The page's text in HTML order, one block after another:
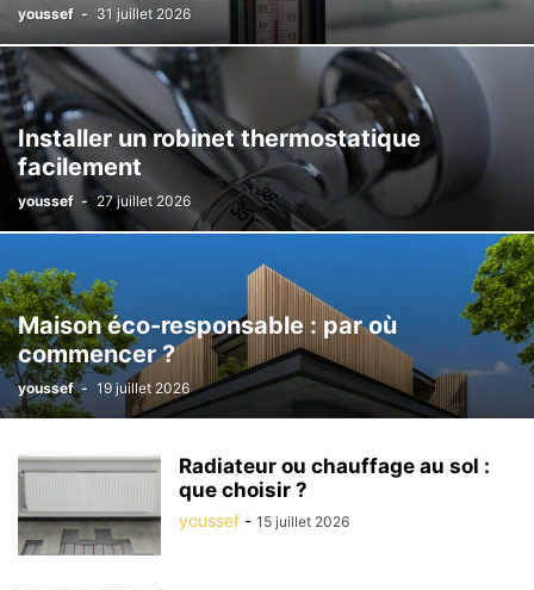
youssef - 31 juillet 2026
Installer un robinet thermostatique
facilement
youssef - 27 juillet 2026
Maison éco-responsable : par où
commencer ?
youssef - 19 juillet 2026
Radiateur ou chauffage au sol :
que choisir ?
youssef - 15 juillet 2026